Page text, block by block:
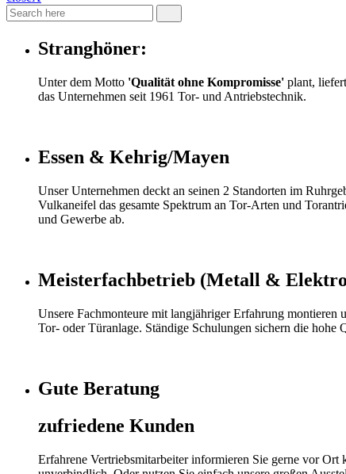
Stranghöner:
Unter dem Motto 'Qualität ohne Kompromisse' plant,
das Unternehmen seit 1961 Tor- und Antriebstechnik.
Essen & Kehrig/Mayen
Unser Unternehmen deckt an seinen 2 Standorten im
Vulkaneifel das gesamte Spektrum an Tor-Arten und
und Gewerbe ab.
Meisterfachbetrieb (Metall &
Unsere Fachmonteure mit langjähriger Erfahrung montieren
Tor- oder Türanlage. Ständige Schulungen sichern die hohe
Gute Beratung
zufriedene Kunden
Erfahrene Vertriebsmitarbeiter informieren Sie gerne vor Ort